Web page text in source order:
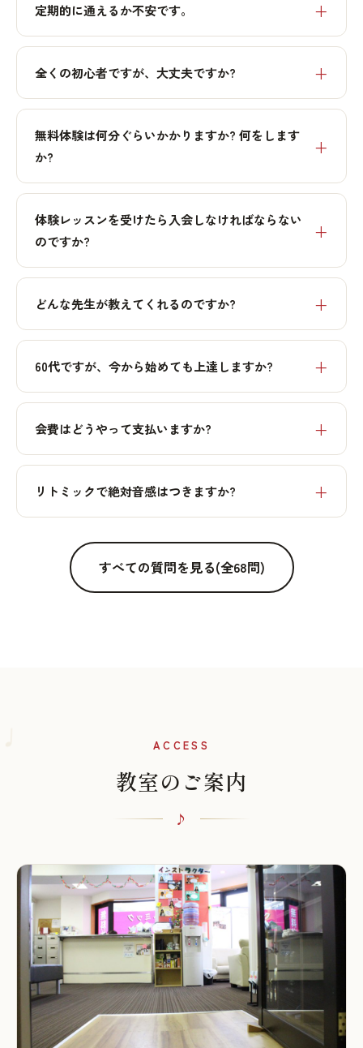
定期的に通えるか不安です。
全くの初心者ですが、大丈夫ですか?
無料体験は何分ぐらいかかりますか? 何をします
か?
体験レッスンを受けたら入会しなければならない
のですか?
どんな先生が教えてくれるのですか?
60代ですが、今から始めても上達しますか?
会費はどうやって支払いますか?
リトミックで絶対音感はつきますか?
すべての質問を見る(全68問)
ACCESS
教室のご案内